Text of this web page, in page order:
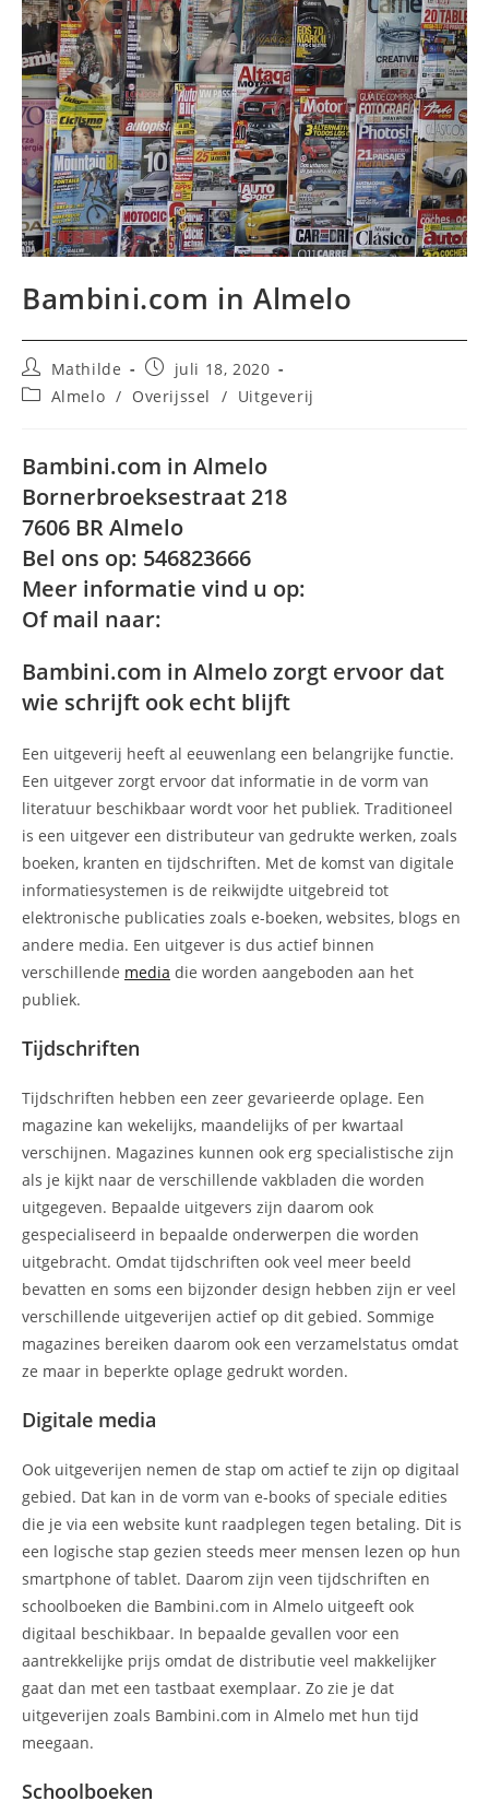
Bambini.com in Almelo
Bericht
auteur:
Mathilde
Bericht
gepubliceerd
op:
juli 18, 2020
Berichtcategorie:
Almelo / Overijssel / Uitgeverij
Bambini.com in Almelo
Bornerbroeksestraat 218
7606 BR Almelo
Bel ons op: 546823666
Meer informatie vind u op:
Of mail naar:
Bambini.com in Almelo zorgt ervoor dat
wie schrijft ook echt blijft
Een uitgeverij heeft al eeuwenlang een belangrijke functie.
Een uitgever zorgt ervoor dat informatie in de vorm van
literatuur beschikbaar wordt voor het publiek. Traditioneel
is een uitgever een distributeur van gedrukte werken, zoals
boeken, kranten en tijdschriften. Met de komst van digitale
informatiesystemen is de reikwijdte uitgebreid tot
elektronische publicaties zoals e-boeken, websites, blogs en
andere media. Een uitgever is dus actief binnen
verschillende media die worden aangeboden aan het
publiek.
Tijdschriften
Tijdschriften hebben een zeer gevarieerde oplage. Een
magazine kan wekelijks, maandelijks of per kwartaal
verschijnen. Magazines kunnen ook erg specialistische zijn
als je kijkt naar de verschillende vakbladen die worden
uitgegeven. Bepaalde uitgevers zijn daarom ook
gespecialiseerd in bepaalde onderwerpen die worden
uitgebracht. Omdat tijdschriften ook veel meer beeld
bevatten en soms een bijzonder design hebben zijn er veel
verschillende uitgeverijen actief op dit gebied. Sommige
magazines bereiken daarom ook een verzamelstatus omdat
ze maar in beperkte oplage gedrukt worden.
Digitale media
Ook uitgeverijen nemen de stap om actief te zijn op digitaal
gebied. Dat kan in de vorm van e-books of speciale edities
die je via een website kunt raadplegen tegen betaling. Dit is
een logische stap gezien steeds meer mensen lezen op hun
smartphone of tablet. Daarom zijn veen tijdschriften en
schoolboeken die Bambini.com in Almelo uitgeeft ook
digitaal beschikbaar. In bepaalde gevallen voor een
aantrekkelijke prijs omdat de distributie veel makkelijker
gaat dan met een tastbaat exemplaar. Zo zie je dat
uitgeverijen zoals Bambini.com in Almelo met hun tijd
meegaan.
Schoolboeken